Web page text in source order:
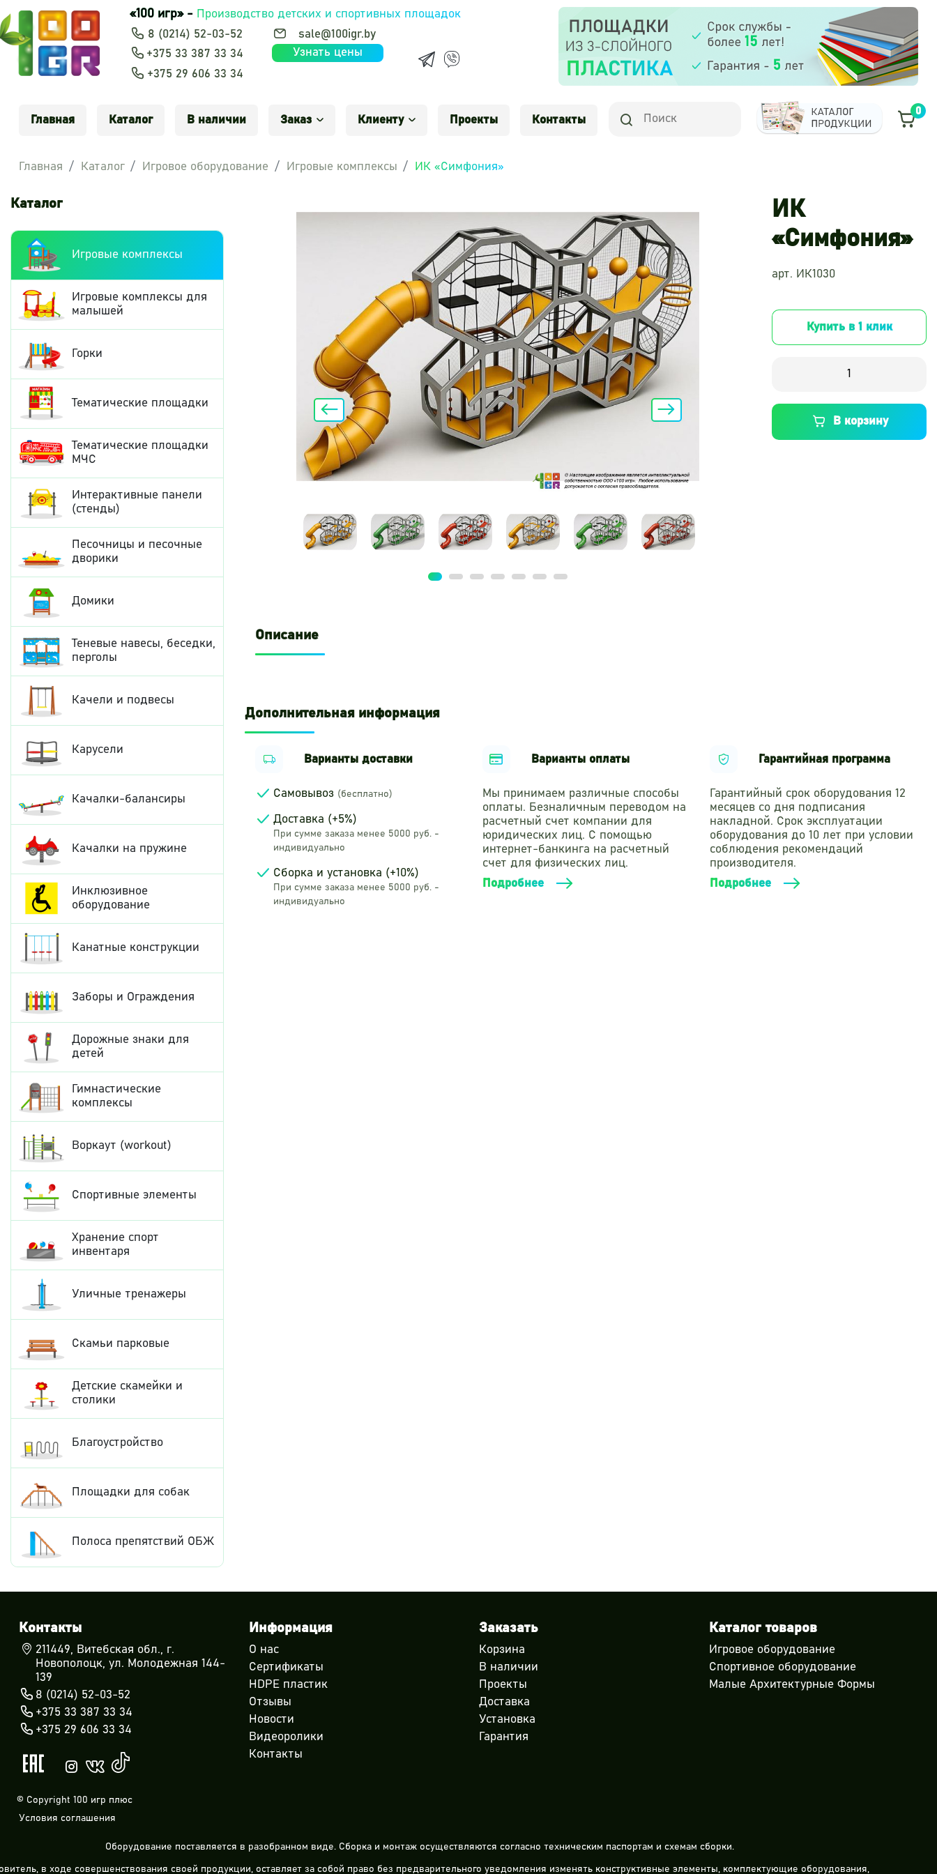
«100 игр» - Производство детских и спортивных площадок
8 (0214) 52-03-52
+375 33 387 33 34
+375 29 606 33 34
sale@100igr.by
Узнать цены
Главная Каталог В наличии Заказ Клиенту Проекты Контакты
0
Главная Каталог Игровое оборудование Игровые комплексы ИК «Симфония»
Каталог
Игровые комплексы
Игровые комплексы для
малышей
Горки
Тематические площадки
Тематические площадки
МЧС
Интерактивные панели
(стенды)
Песочницы и песочные
дворики
Домики
Теневые навесы, беседки,
перголы
Качели и подвесы
Карусели
Качалки-балансиры
Качалки на пружине
Инклюзивное
оборудование
Канатные конструкции
Заборы и Ограждения
Дорожные знаки для
детей
Гимнастические
комплексы
Воркаут (workout)
Спортивные элементы
Хранение спорт
инвентаря
Уличные тренажеры
Скамьи парковые
Детские скамейки и
столики
Благоустройство
Площадки для собак
Полоса препятствий ОБЖ
ИК
«Симфония»
арт. ИК1030
Купить в 1 клик
В корзину
Описание
Дополнительная информация
Варианты доставки
Самовывоз (бесплатно)
Доставка (+5%)
При сумме заказа менее 5000 руб. -
индивидуально
Сборка и установка (+10%)
При сумме заказа менее 5000 руб. -
индивидуально
Варианты оплаты
Мы принимаем различные способы
оплаты. Безналичным переводом на
расчетный счет компании для
юридических лиц. С помощью
интернет-банкинга на расчетный
счет для физических лиц.
Подробнее
Гарантийная программа
Гарантийный срок оборудования 12
месяцев со дня подписания
накладной. Срок эксплуатации
оборудования до 10 лет при условии
соблюдения рекомендаций
производителя.
Подробнее
Контакты
211449, Витебская обл., г.
Новополоцк, ул. Молодежная 144-
139
8 (0214) 52-03-52
+375 33 387 33 34
+375 29 606 33 34
© Copyright 100 игр плюс
Условия соглашения
Информация
О нас
Сертификаты
HDPE пластик
Отзывы
Новости
Видеоролики
Контакты
Заказать
Корзина
В наличии
Проекты
Доставка
Установка
Гарантия
Каталог товаров
Игровое оборудование
Спортивное оборудование
Малые Архитектурные Формы
Оборудование поставляется в разобранном виде. Сборка и монтаж осуществляются согласно техническим паспортам и схемам сборки.
в ходе совершенствования своей продукции, оставляет за собой право без предварительного уведомления изменять конструктивные элементы, комплектующие оборудования,